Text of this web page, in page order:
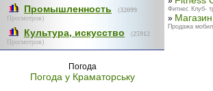
Промышленность (32099
Просмотров)
Культура, искусство (25912
Просмотров)
Погода
Погода у Краматорську
Фитнес Клуб-
»
Продажа